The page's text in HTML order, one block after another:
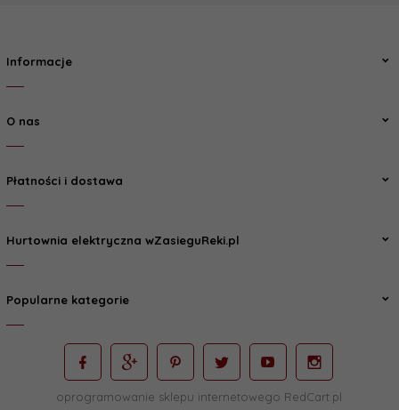
Informacje
O nas
Płatności i dostawa
Hurtownia elektryczna wZasieguReki.pl
Popularne kategorie
oprogramowanie sklepu internetowego RedCart.pl